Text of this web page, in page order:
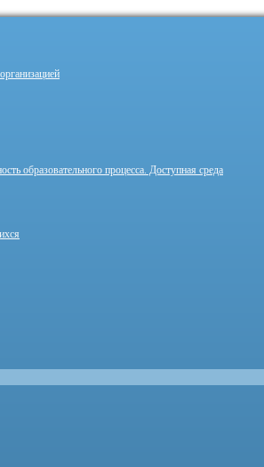
образовательного процесса. Доступная среда